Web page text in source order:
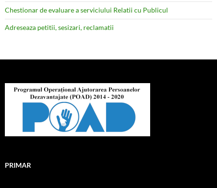
Chestionar de evaluare a serviciului Relatii cu Publicul
Adreseaza petitii, sesizari, reclamatii
PRIMAR